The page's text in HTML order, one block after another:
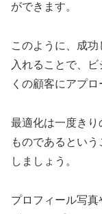
ができます。
このように、成
入れることで、
くの顧客にアプ
最適化は一度きり
ものであるとい
しましょう。
プロフィール写